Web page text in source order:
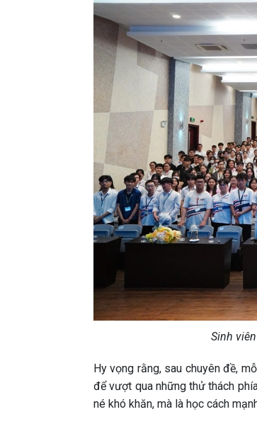
Sinh
Hy vọng rằng, sau chuyên đề,
để vượt qua những thử thách
né khó khăn, mà là học cách